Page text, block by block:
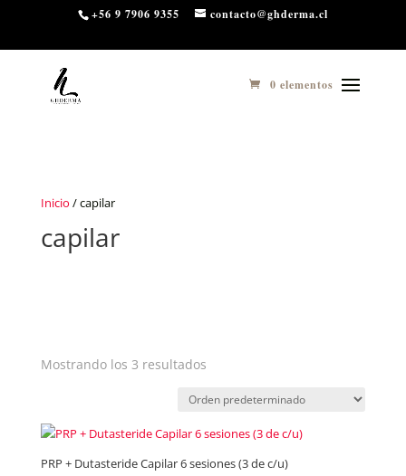
+56 9 7906 9355 contacto@ghderma.cl
0 elementos
Inicio / capilar
capilar
Mostrando los 3 resultados
PRP + Dutasteride Capilar 6 sesiones (3 de c/u)